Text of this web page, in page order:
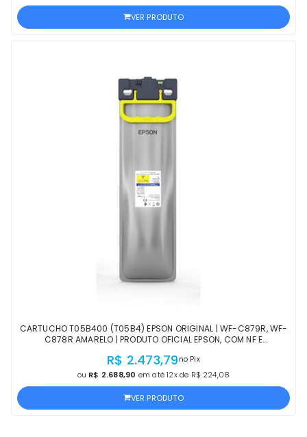
VER PRODUTO
CARTUCHO T05B400 (T05B4) EPSON ORIGINAL | WF-C879R, WF-
C878R AMARELO | PRODUTO OFICIAL EPSON, COM NF E
R$ 2.473,79 no Pix
ou R$ 2.688,90 em até 12x de R$ 224,08
VER PRODUTO